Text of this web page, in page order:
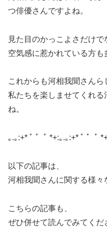
つ俳優さんですよね。
見た目のかっこよさだけ
空気感に惹かれている方も
これからも河相我聞さんら
私たちを楽しませてくれ
ね。
｡.｡:+* ﾟ ゜ﾟ *+:｡.｡:+* ﾟ ゜ﾟ
以下の記事は、
河相我聞さんに関する様々
こちらの記事も、
ぜひ併せて読んでみてくだ